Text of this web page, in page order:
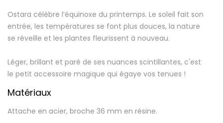
Ostara célèbre l’équinoxe du printemps. Le soleil fait son
entrée, les températures se font plus douces, la nature
se réveille et les plantes fleurissent à nouveau.
Léger, brillant et paré de ses nuances scintillantes, c'est
le petit accessoire magique qui égaye vos tenues !
Matériaux
Attache en acier, broche 36 mm en résine.